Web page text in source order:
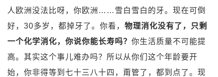
人欧洲没法比呀，你欧洲……雪白雪白的牙。现在可倒
好，30多岁，都掉牙了。你看， 物理消化没有了，只剩
一个化学消化，你说你能长寿吗？ 你生活质量不可能提
高。其实这个事儿难办吗？所以从你们这个年龄要开
始，你非得等到七十三八十四，甭管了，都到点了。现